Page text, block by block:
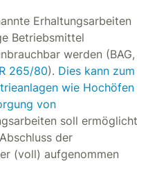
Erhaltungsarbeiten
Betriebsmittel
werden (BAG,
265/80). Dies kann zum
wie Hochöfen
von
soll ermöglicht
der
(voll) aufgenommen